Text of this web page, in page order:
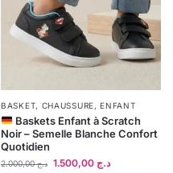
BASKET, CHAUSSURE,ENFANT
Baskets Enfant à Scratch
Noir – Semelle Blanche Confort
Quotidien
د.ج2.000,00 د.ج